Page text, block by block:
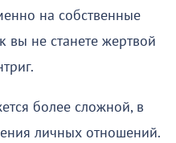
на собственные
вы не станете жертвой
более сложной, в
личных отношений.